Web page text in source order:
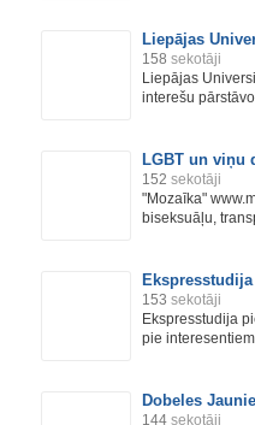
Liepājas
158 sekotāji
Liepājas
interešu
LGBT un viņu
152 sekotāji
"Mozaīka"
biseksuāļu,
Ekspresstudija
153 sekotāji
Ekspresstudija
pie
Dobeles
144 sekotāji